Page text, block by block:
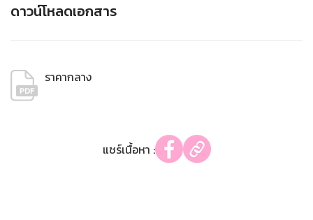
ดาวน์โหลดเอกสาร
ราคากลาง
แชร์เนื้อหา :